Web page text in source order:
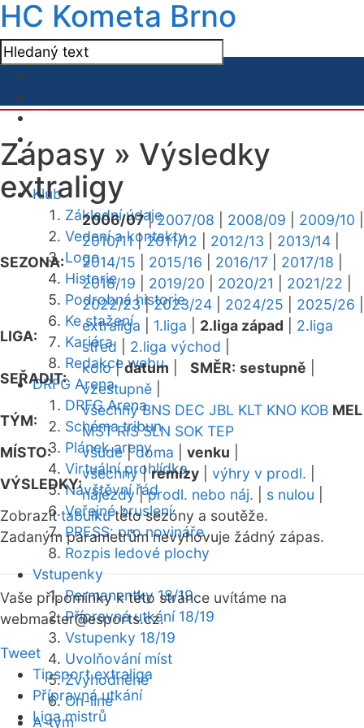
HC Kometa Brno
Klub
Základní údaje
Vedení a kontakty
Logo
Historie
Podrobná historie
Ke stažení
Kariéra
Redakce webu
DRFG Arena
DRFG Arena
Schéma tribun
Plánek areny
Virtuální prohlídka
Návštěvní řád
Veřejné bruslení
PRESS: pro novináře
Rozpis ledové plochy
Vstupenky
Permanentky 18/19
Přípravná utkání 18/19
Vstupenky 18/19
Uvolňování míst
Zvýhodněné
On-line
A-tým
Zápasy » Výsledky
extraligy
SEZONA:
2006/07|2007/08 2008/09 2009/10
2010/11|2011/12 2012/13 2013/14
2014/15
2015/16 2016/17 2017/18
2018/19
2019/20 2020/21 2021/22
2022/23|2023/24 2024/25 2025/26
LIGA:
extraliga 1.liga 2.liga západ
2.liga
střed
2.liga východ
SEŘADIT:
kolo|datum SMĚR: sestupně
vzestupně
TÝM:
všechny BNS DEC JBL KLT KNO KOB MEL
MST RIS SLN SOK TEP
MÍSTO:
všude|doma venku
VÝSLEDKY:
všechny|remízy výhry v prodl.
nájezdy|prodl. nebo náj. s nulou
Zobrazittabulkutéto sezóny a soutěže.
Zadaným parametrům nevyhovuje žádný zápas.
Vaše připomínky k této stránce uvítáme na
webmaster@esports.cz.
Tweet
Tipsport extraliga
Přípravná utkání
Liga mistrů